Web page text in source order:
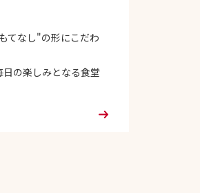
てなし"の形にこだわ
の楽しみとなる食堂